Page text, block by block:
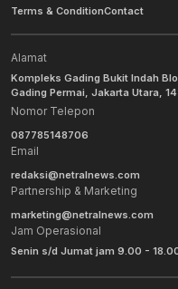
Terms & ConditionContact
Alamat
Kompleks Gading Bukit Indah
Gading Permai, Jakarta Utara,
Nomor Telepon
087785148706
Email
redaksi@netralnews.com
Partnership & Marketing
marketing@netralnews.com
Jam Operasional
Senin s/d Jumat jam 9.00 -